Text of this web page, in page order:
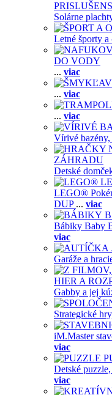
Solárne
Letné športy a
DO VODY
... viac
... viac
... viac
Vírivé bazény,
ZÁHRADU
Detské
LEGO®
DUP ... viac
Bábiky Baby
viac
Garáže a
HIER A
Gabby a jej
Strategické
iM.Master
viac
Detské puzzle,
viac